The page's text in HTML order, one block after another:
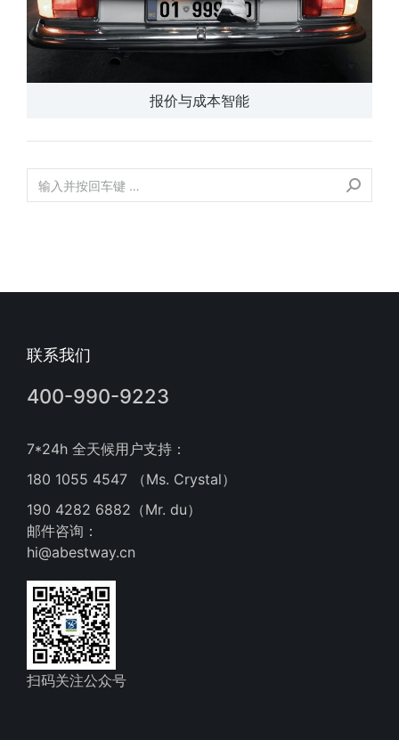
报价与成本智能
联系我们
400-990-9223
7*24h 全天候用户支持：
180 1055 4547 （Ms. Crystal）
190 4282 6882（Mr. du）
邮件咨询：
hi@abestway.cn
扫码关注公众号